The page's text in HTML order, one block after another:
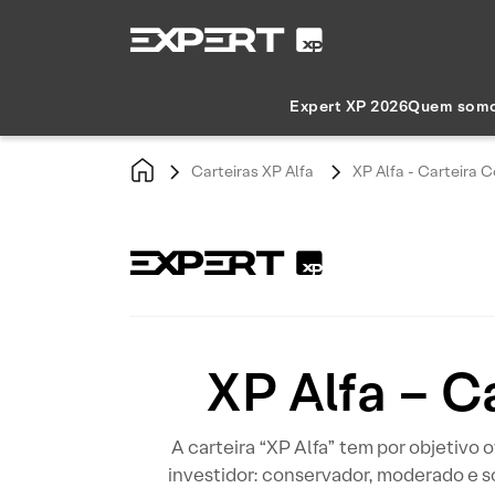
Expert XP 2026Quem
Carteiras XP Alfa XP Alfa - Carteira
XP Alfa –
A carteira “XP Alfa” tem por
investidor: conservador, moderado e